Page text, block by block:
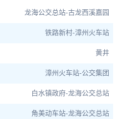
龙海公交总站-古龙西溪嘉园
铁路新村-漳州火车站
黄井
漳州火车站-公交集团
白水镇政府-龙海公交总站
角美动车站-龙海公交总站